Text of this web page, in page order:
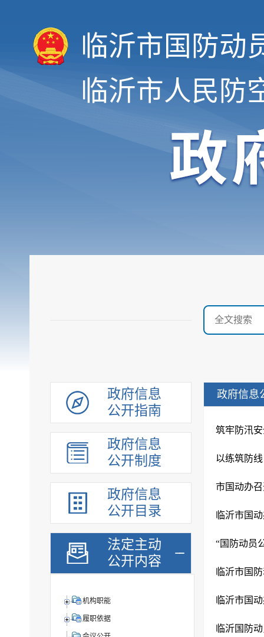
临沂市国防动
临沂市人民防
政府信息
公开指南
政府信息
公开制度
政府信息
公开目录
法定主动
公开内容
机构职能
履职依据
政府信息
筑牢防汛
以练筑防
市国动办
临沂市国
“国防动员
临沂市国
临沂市国
临沂国防